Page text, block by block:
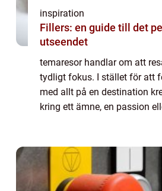
inspiration
Fillers: en guide till det
utseendet
temaresor handlar om att
tydligt fokus. I stället för att
med allt på en destination
kring ett ämne, en passion